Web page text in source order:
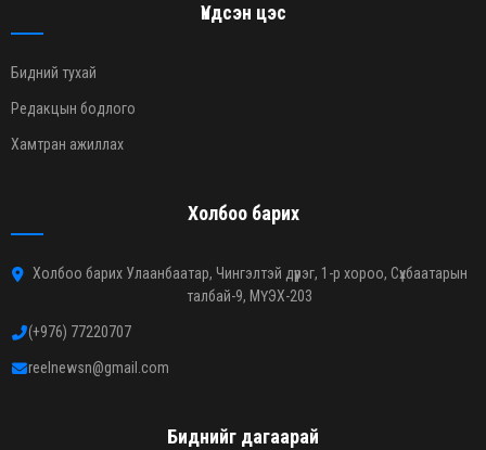
Үндсэн цэс
Бидний тухай
Редакцын бодлого
Хамтран ажиллах
Холбоо барих
Холбоо барих Улаанбаатар, Чингэлтэй дүүрэг, 1-р хороо, Сүхбаатарын
талбай-9, МҮЭХ-203
(+976) 77220707
reelnewsn@gmail.com
Биднийг дагаарай